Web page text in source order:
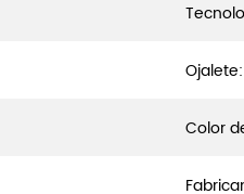
Color